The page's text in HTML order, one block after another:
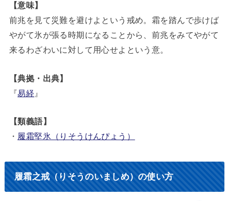
【意味】
前兆を見て災難を避けよという戒め。霜を踏んで歩けば
やがて氷が張る時期になることから、前兆をみてやがて
来るわざわいに対して用心せよという意。
【典拠・出典】
『易経 』
【類義語】
・ 履霜堅氷（りそうけんぴょう）
履霜之戒（りそうのいましめ）の使い方